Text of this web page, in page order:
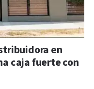
en
caja fuerte con